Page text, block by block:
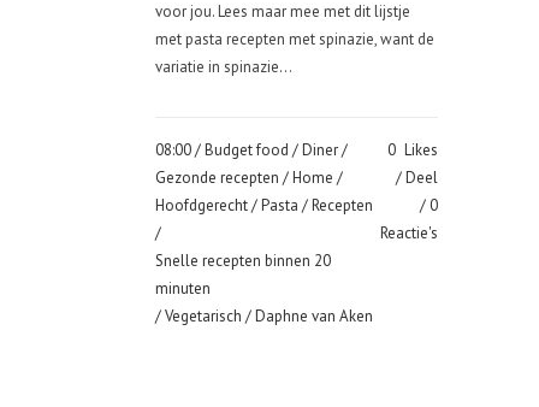
voor jou. Lees maar mee met dit lijstje
met pasta recepten met spinazie, want de
variatie in spinazie...
08:00 /Budget food /Diner/
Gezonde recepten /Home /
Hoofdgerecht/Pasta /Recepten
/
Snelle recepten binnen 20
minuten
/Vegetarisch / Daphne van Aken
0 Likes
Deel
0
Reactie's